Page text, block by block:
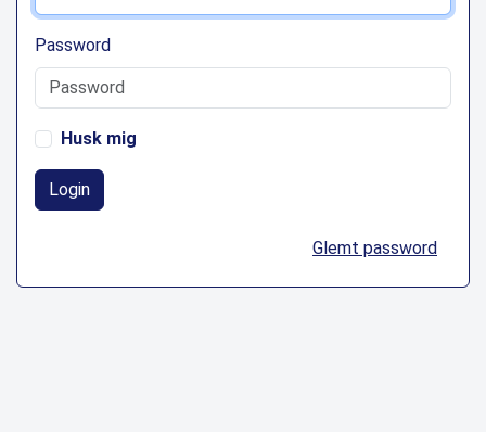
Password
Husk mig
Login
Glemt password